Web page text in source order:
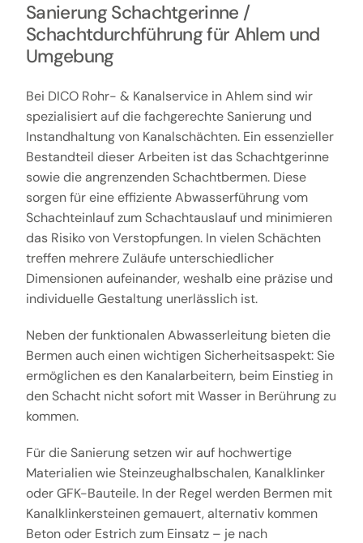
Sanierung Schachtgerinne /
Schachtdurchführung für Ahlem und
Umgebung
Bei DICO Rohr- & Kanalservice in Ahlem sind wir
spezialisiert auf die fachgerechte Sanierung und
Instandhaltung von Kanalschächten. Ein essenzieller
Bestandteil dieser Arbeiten ist das Schachtgerinne
sowie die angrenzenden Schachtbermen. Diese
sorgen für eine effiziente Abwasserführung vom
Schachteinlauf zum Schachtauslauf und minimieren
das Risiko von Verstopfungen. In vielen Schächten
treffen mehrere Zuläufe unterschiedlicher
Dimensionen aufeinander, weshalb eine präzise und
individuelle Gestaltung unerlässlich ist.
Neben der funktionalen Abwasserleitung bieten die
Bermen auch einen wichtigen Sicherheitsaspekt: Sie
ermöglichen es den Kanalarbeitern, beim Einstieg in
den Schacht nicht sofort mit Wasser in Berührung zu
kommen.
Für die Sanierung setzen wir auf hochwertige
Materialien wie Steinzeughalbschalen, Kanalklinker
oder GFK-Bauteile. In der Regel werden Bermen mit
Kanalklinkersteinen gemauert, alternativ kommen
Beton oder Estrich zum Einsatz – je nach